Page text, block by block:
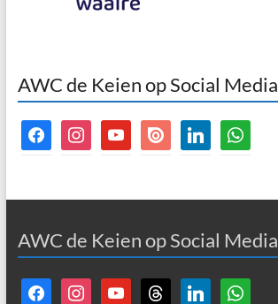
AWC de Keien op Social Media
facebookinstagramyoutubeissuu linkedinwhatsapp
AWC de Keien op Social Media
facebookinstagramyoutube threads linkedin whatsapp